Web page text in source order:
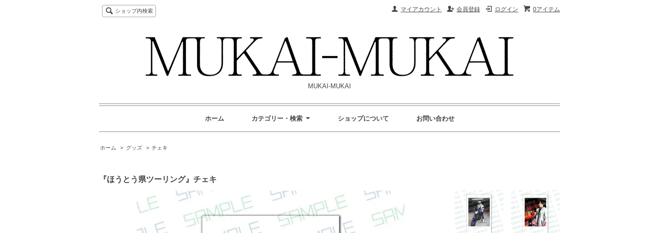
0アイテム
ログイン
会員登録
マイアカウント
ショップ内検索
MUKAI-MUKAI
ホーム カテゴリー・検索 ショップについて お問い合わせ
ホーム > グッズ > チェキ
『ほうとう県ツーリング』チェキ